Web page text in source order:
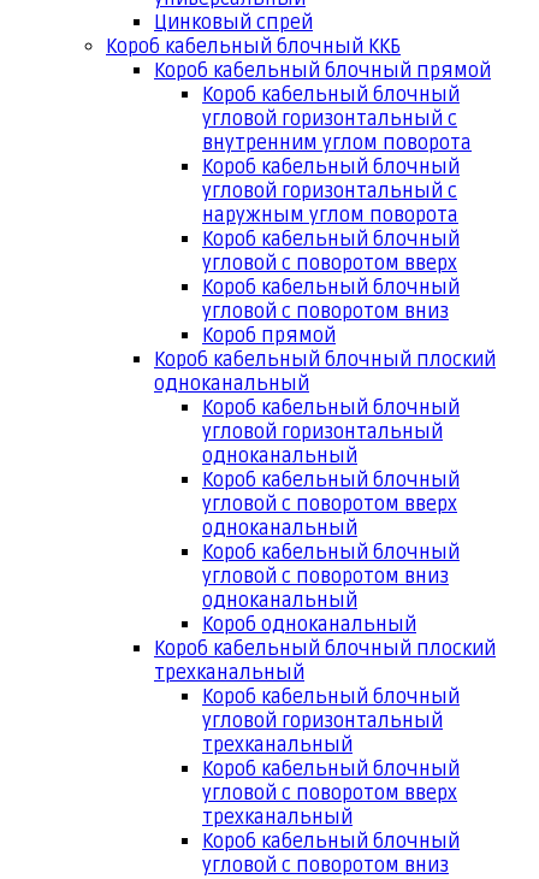
Цинковый спрей
Короб кабельный блочный ККБ
Короб кабельный блочный прямой
Короб кабельный блочный
угловой горизонтальный с
внутренним углом поворота
Короб кабельный блочный
угловой горизонтальный с
наружным углом поворота
Короб кабельный блочный
угловой с поворотом вверх
Короб кабельный блочный
угловой с поворотом вниз
Короб прямой
Короб кабельный блочный плоский
одноканальный
Короб кабельный блочный
угловой горизонтальный
одноканальный
Короб кабельный блочный
угловой с поворотом вверх
одноканальный
Короб кабельный блочный
угловой с поворотом вниз
одноканальный
Короб одноканальный
Короб кабельный блочный плоский
трехканальный
Короб кабельный блочный
угловой горизонтальный
трехканальный
Короб кабельный блочный
угловой с поворотом вверх
трехканальный
Короб кабельный блочный
угловой с поворотом вниз